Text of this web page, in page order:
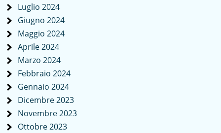
Luglio 2024
Giugno 2024
Maggio 2024
Aprile 2024
Marzo 2024
Febbraio 2024
Gennaio 2024
Dicembre 2023
Novembre 2023
Ottobre 2023